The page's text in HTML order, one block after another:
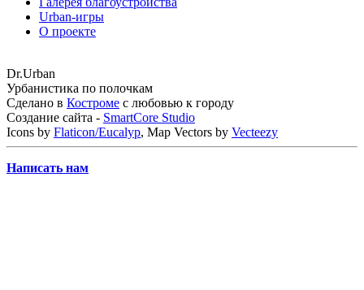
Urban-игры
О проекте
Dr.Urban
Урбанистика по полочкам
Сделано в Костроме с любовью к городу
Создание сайта - SmartCore Studio
Icons by Flaticon/Eucalyp, Map Vectors by Vecteezy
Написать нам